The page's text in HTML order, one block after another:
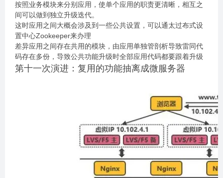
按照业务模块来分别应用，使单个应用的职责更清晰，相互之
间可以做到独立升级迭代。
这时应用之间大概会涉及到一些公共设置，可以通太过布式设
置中心Zookeeper来办理
差异应用之间存在共用的模块，由应用单独管剖析导致雷同代
码存在多份，导致公共功能升级时全部应用代码都要跟着升级
第十一次演进：复用的功能抽离成微服务器